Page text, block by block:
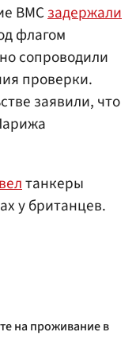
ВМСзадержали
флагом
сопроводили
проверки.
заявили, что
танкеры
у британцев.
на проживание в